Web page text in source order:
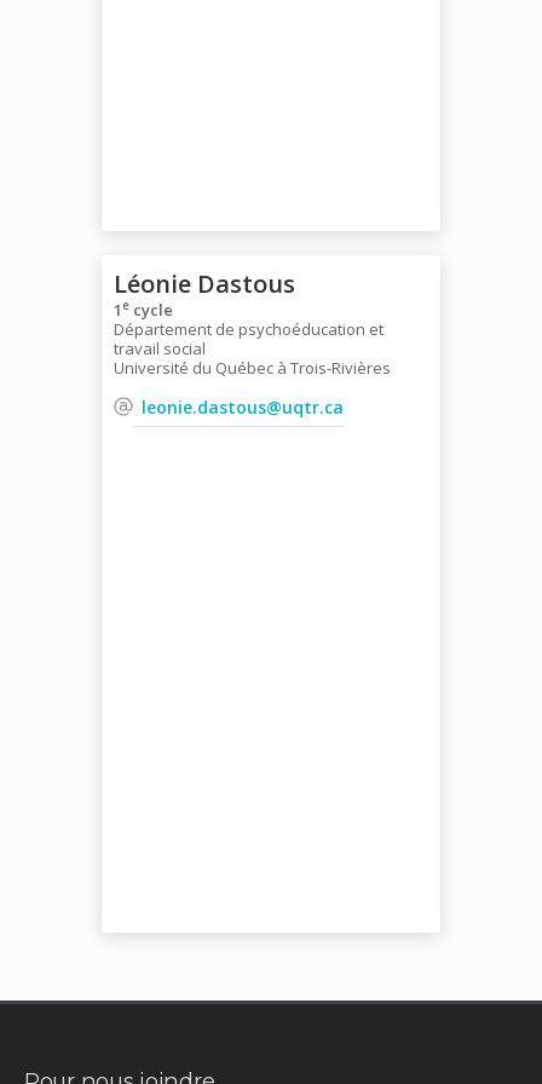
Léonie Dastous
1 e cycle
Département de psychoéducation et
travail social
Université du Québec à Trois-Rivières
leonie.dastous@uqtr.ca